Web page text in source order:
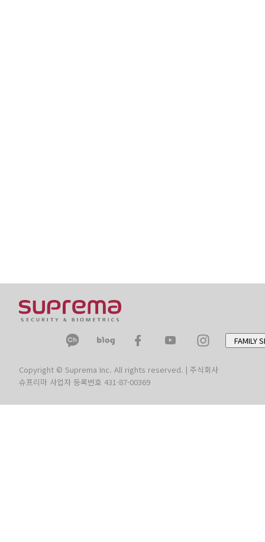
FAMILY
Copyright © Suprema Inc. All rights reserved. | 주식회사
슈프리마 사업자 등록번호 431-87-00369